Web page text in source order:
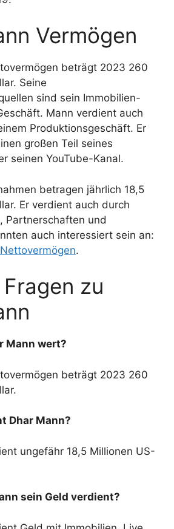
Vermögen
beträgt 2023 260
Seine
sind sein Immobilien-
Mann verdient auch
Produktionsgeschäft. Er
großen Teil seines
seinen YouTube-Kanal.
betragen jährlich 18,5
Er verdient auch durch
Partnerschaften und
auch interessiert sein an:
.
zu
Mann wert?
beträgt 2023 260
Dhar Mann?
ungefähr 18,5 Millionen US-
sein Geld verdient?